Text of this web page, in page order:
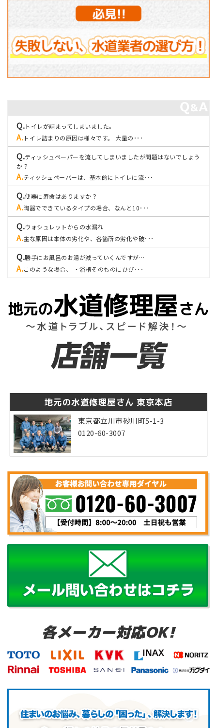
トイレが詰まってしまいました。
トイレ詰まりの原因は様々です。 大量の･･･
ティッシュペーパーを流してしまいましたが問題はないでしょう
か？
ティッシュペーパーは、基本的にトイレに流･･･
便器に寿命はありますか？
陶器でできているタイプの場合、なんと10･･･
ウォシュレットからの水漏れ
主な原因は本体の劣化や、各箇所の劣化や破･･･
勝手にお風呂のお湯が減っていくんですが…
このような場合、 ・浴槽そのものにひび･･･
地元の水道修理屋さん 東京本店
東京都立川市砂川町5-1-3
0120-60-3007
各メーカー対応OK!